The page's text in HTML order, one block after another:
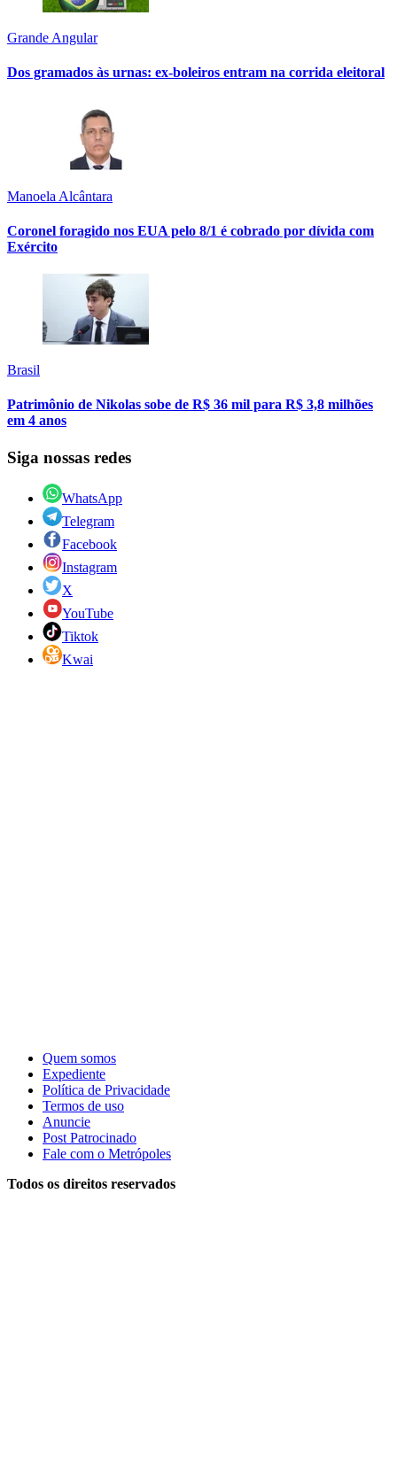
Grande Angular
Dos gramados às urnas: ex-boleiros entram na corrida eleitoral
Manoela Alcântara
Coronel foragido nos EUA pelo 8/1 é cobrado por dívida com
Exército
Brasil
Patrimônio de Nikolas sobe de R$ 36 mil para R$ 3,8 milhões
em 4 anos
Siga nossas redes
WhatsApp
Telegram
Facebook
Instagram
X
YouTube
Tiktok
Kwai
Quem somos
Expediente
Política de Privacidade
Termos de uso
Anuncie
Post Patrocinado
Fale com o Metrópoles
Todos os direitos reservados